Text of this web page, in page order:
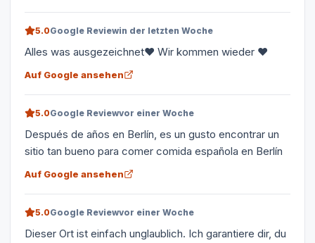
5.0Google Reviewin der letzten Woche
Alles was ausgezeichnet❤️ Wir kommen wieder ❤️
Auf Google ansehen
5.0Google Reviewvor einer Woche
Después de años en Berlín, es un gusto encontrar un
sitio tan bueno para comer comida española en Berlín
Auf Google ansehen
5.0Google Reviewvor einer Woche
Dieser Ort ist einfach unglaublich. Ich garantiere dir, du